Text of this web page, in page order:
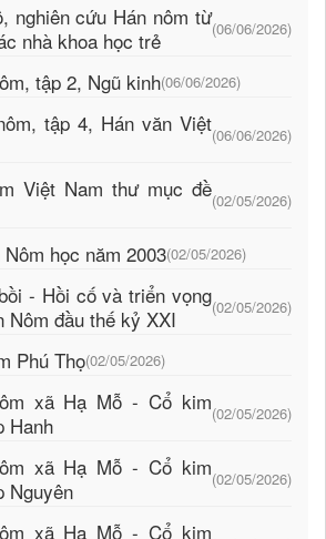
nghiên cứu Hán nôm từ
nhà khoa học trẻ
(06/06/2026)
tập 2, Ngũ kinh(06/06/2026)
tập 4, Hán văn Việt(06/06/2026)
Việt Nam thư mục đề(02/05/2026)
học năm 2003(02/05/2026)
- Hồi cố và triển vọng
Nôm đầu thế kỷ XXI
(02/05/2026)
Phú Thọ(02/05/2026)
xã Hạ Mỗ - Cổ kim
Hanh
(02/05/2026)
xã Hạ Mỗ - Cổ kim
Nguyên
(02/05/2026)
xã Hạ Mỗ - Cổ kim